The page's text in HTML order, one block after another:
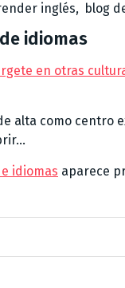
inglés, blog
idiomas
en otras
alta como centro
idiomas aparece